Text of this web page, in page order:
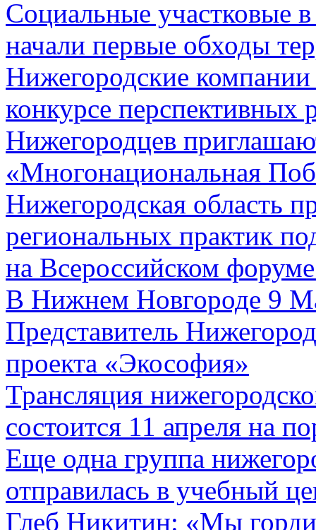
Социальные участковые
начали первые обходы
Нижегородские компании
конкурсе перспективных
Нижегородцев
«Многонациональная
Нижегородская область
региональных практик
на Всероссийском
В Нижнем Новгороде 9
Представитель
проекта «Экософия»
Трансляция
состоится 11 апреля на
Еще одна группа
отправилась в учебный
Глеб Никитин: «Мы